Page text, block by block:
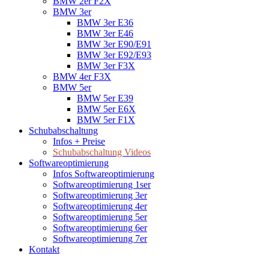
BMW 3er
BMW 3er E36
BMW 3er E46
BMW 3er E90/E91
BMW 3er E92/E93
BMW 3er F3X
BMW 4er F3X
BMW 5er
BMW 5er E39
BMW 5er E6X
BMW 5er F1X
Schubabschaltung
Infos + Preise
Schubabschaltung Videos
Softwareoptimierung
Infos Softwareoptimierung
Softwareoptimierung 1ser
Softwareoptimierung 3er
Softwareoptimierung 4er
Softwareoptimierung 5er
Softwareoptimierung 6er
Softwareoptimierung 7er
Kontakt